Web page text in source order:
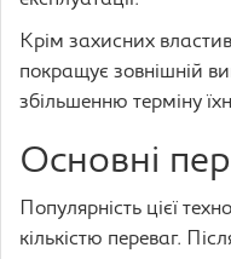
Крім захисних
покращує зовнішній
збільшенню терміну
Основні
Популярність цієї
кількістю переваг.